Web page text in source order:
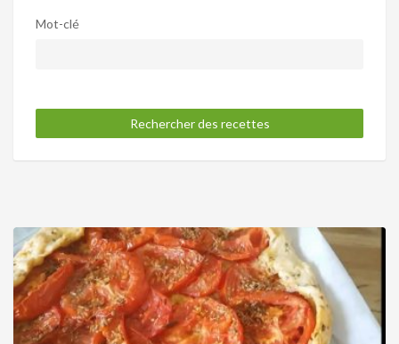
Mot-clé
Rechercher des recettes